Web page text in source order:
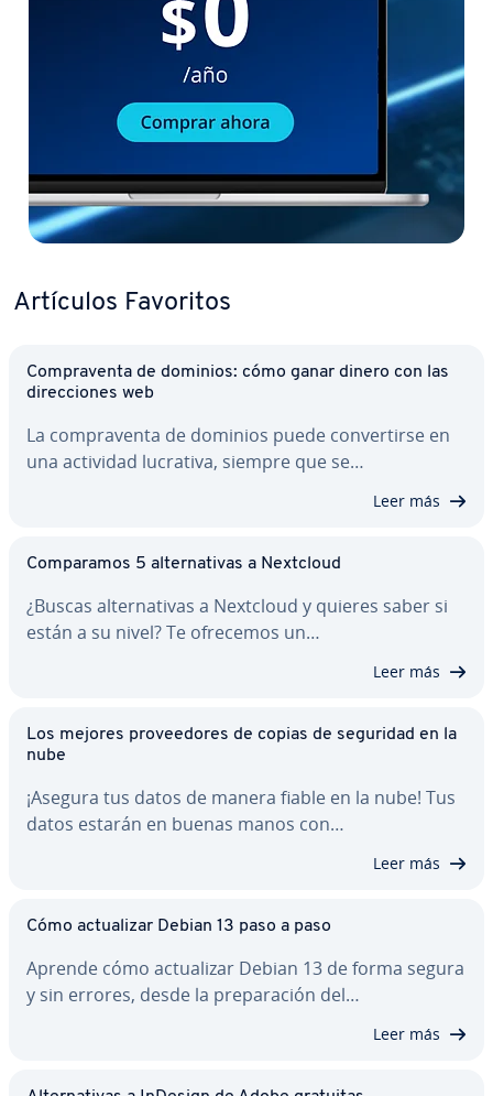
Artículos Favoritos
Co­m­pra­ve­n­ta de dominios: cómo ganar dinero con las
di­re­c­cio­nes web
La co­m­pra­ve­n­ta de dominios puede co­n­ve­r­ti­r­se en
una actividad lucrativa, siempre que se…
Leer más
Co­m­pa­ra­mos 5 al­te­r­na­ti­vas a Nextcloud
¿Buscas al­te­r­na­ti­vas a Nextcloud y quieres saber si
están a su nivel? Te ofrecemos un…
Leer más
Los mejores pro­vee­do­res de copias de seguridad en la
nube
¡Asegura tus datos de manera fiable en la nube! Tus
datos estarán en buenas manos con…
Leer más
Cómo ac­tua­li­zar Debian 13 paso a paso
Aprende cómo ac­tua­li­zar Debian 13 de forma segura
y sin errores, desde la pre­pa­ra­ción del…
Leer más